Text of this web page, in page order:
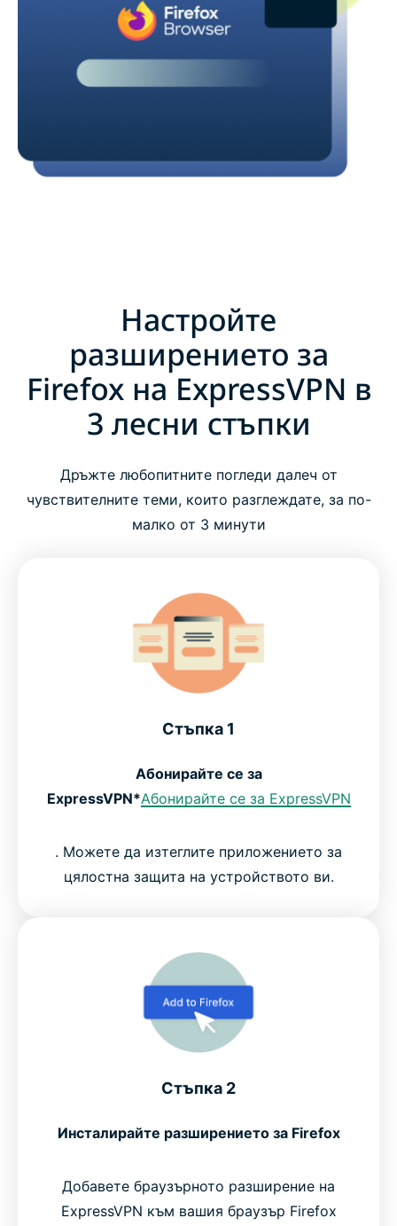
Настройте
разширението за
Firefox на ExpressVPN в
3 лесни стъпки
Дръжте любопитните погледи далеч от
чувствителните теми, които разглеждате, за по-
малко от 3 минути
Стъпка 1
Абонирайте се за
ExpressVPN*Абонирайте се за ExpressVPN
. Можете да изтеглите приложението за
цялостна защита на устройството ви.
Стъпка 2
Инсталирайте разширението за Firefox
Добавете браузърното разширение на
ExpressVPN към вашия браузър Firefox